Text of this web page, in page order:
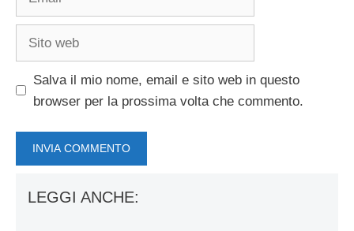
Sito
Salva il mio nome, email e sito web in questo
browser per la prossima volta che commento.
LEGGI ANCHE: